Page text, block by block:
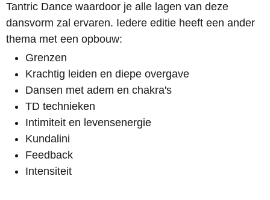
Tantric Dance waardoor je alle lagen van deze
dansvorm zal ervaren. Iedere editie heeft een ander
thema met een opbouw:
Grenzen
Krachtig leiden en diepe overgave
Dansen met adem en chakra's
TD technieken
Intimiteit en levensenergie
Kundalini
Feedback
Intensiteit